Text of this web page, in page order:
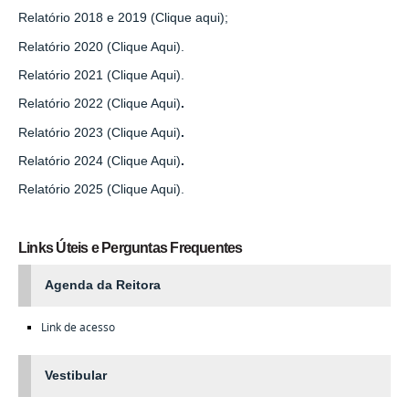
Relatório 2018 e 2019 (Clique aqui);
Relatório 2020 (Clique Aqui).
Relatório 2021 (Clique Aqui).
Relatório 2022 (Clique Aqui).
Relatório 2023 (Clique Aqui).
Relatório 2024 (Clique Aqui).
Relatório 2025 (Clique Aqui).
Links Úteis e Perguntas Frequentes
Agenda da Reitora
Link de acesso
Vestibular